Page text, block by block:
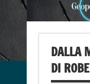
DALLA
DI